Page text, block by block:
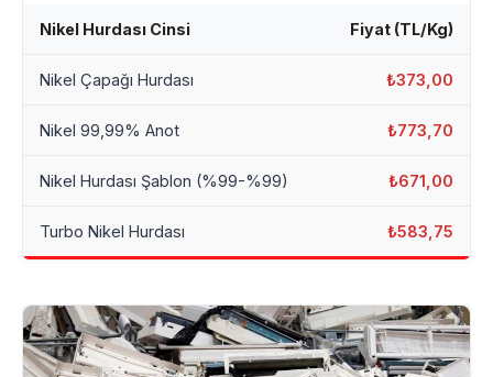
Nikel Hurdası Cinsi Fiyat (TL/Kg)
Nikel Çapağı Hurdası ₺373,00
Nikel 99,99% Anot ₺773,70
Nikel Hurdası Şablon (%99-%99) ₺671,00
Turbo Nikel Hurdası ₺583,75